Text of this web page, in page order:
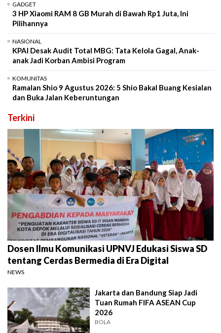
GADGET
3 HP Xiaomi RAM 8 GB Murah di Bawah Rp1 Juta, Ini
Pilihannya
NASIONAL
KPAI Desak Audit Total MBG: Tata Kelola Gagal, Anak-
anak Jadi Korban Ambisi Program
KOMUNITAS
Ramalan Shio 9 Agustus 2026: 5 Shio Bakal Buang Kesialan
dan Buka Jalan Keberuntungan
Terkini
Dosen Ilmu Komunikasi UPNVJ Edukasi Siswa SD
tentang Cerdas Bermedia di Era Digital
NEWS
Jakarta dan Bandung Siap Jadi
Tuan Rumah FIFA ASEAN Cup
2026
BOLA